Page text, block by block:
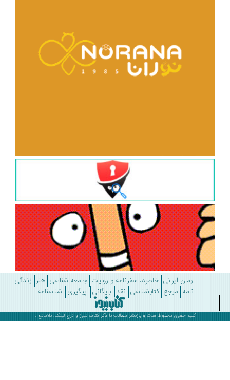
رمان ایرانی خاطره، سفرنامه و روایت جامعه شناسی هنر زندگی
مرجع کتابشناسی نقد بایگانی پیگیری شناسنامه
کلیه حقوق محفوظ است و بازنشر مطالب با ذکرکتاب نیوزو درج لینک، بلامانع .